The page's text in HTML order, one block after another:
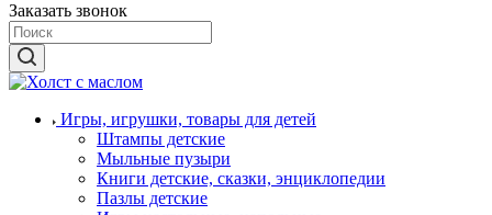
Заказать звонок
Игры, игрушки, товары для детей
Штампы детские
Мыльные пузыри
Книги детские, сказки, энциклопедии
Пазлы детские